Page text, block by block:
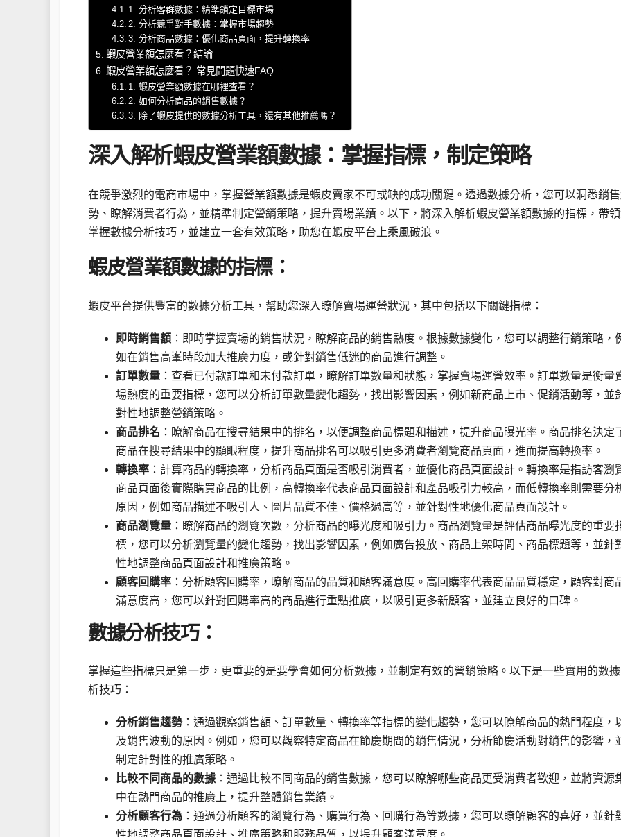
1. 分析客群數據：精準鎖定目標市場
2. 分析競爭對手數據：掌握市場趨勢
3. 分析商品數據：優化商品頁面，提升轉換率
蝦皮營業額怎麼看？結論
蝦皮營業額怎麼看？ 常見問題快速FAQ
1. 蝦皮營業額數據在哪裡查看？
2. 如何分析商品的銷售數據？
3. 除了蝦皮提供的數據分析工具，還有其他推薦嗎？
深入解析蝦皮營業額數據：掌握指標，制定策略
在競爭激烈的電商市場中，掌握營業額數據是蝦皮賣家不可或缺的成功關鍵。透過數據分析，您可以洞悉銷
勢、瞭解消費者行為，並精準制定營銷策略，提升賣場業績。以下，將深入解析蝦皮營業額數據的指標，帶
掌握數據分析技巧，並建立一套有效策略，助您在蝦皮平台上乘風破浪。
蝦皮營業額數據的指標：
蝦皮平台提供豐富的數據分析工具，幫助您深入瞭解賣場運營狀況，其中包括以下關鍵指標：
即時銷售額 ：即時掌握賣場的銷售狀況，瞭解商品的銷售熱度。根據數據變化，您可以調整行銷策略，
如在銷售高峯時段加大推廣力度，或針對銷售低迷的商品進行調整。
訂單數量 ：查看已付款訂單和未付款訂單，瞭解訂單數量和狀態，掌握賣場運營效率。訂單數量是衡量
場熱度的重要指標，您可以分析訂單數量變化趨勢，找出影響因素，例如新商品上市、促銷活動等，並
對性地調整營銷策略。
商品排名 ：瞭解商品在搜尋結果中的排名，以便調整商品標題和描述，提升商品曝光率。商品排名決定
商品在搜尋結果中的顯眼程度，提升商品排名可以吸引更多消費者瀏覽商品頁面，進而提高轉換率。
轉換率 ：計算商品的轉換率，分析商品頁面是否吸引消費者，並優化商品頁面設計。轉換率是指訪客瀏
商品頁面後實際購買商品的比例，高轉換率代表商品頁面設計和產品吸引力較高，而低轉換率則需要分
原因，例如商品描述不吸引人、圖片品質不佳、價格過高等，並針對性地優化商品頁面設計。
商品瀏覽量 ：瞭解商品的瀏覽次數，分析商品的曝光度和吸引力。商品瀏覽量是評估商品曝光度的重要
標，您可以分析瀏覽量的變化趨勢，找出影響因素，例如廣告投放、商品上架時間、商品標題等，並針
性地調整商品頁面設計和推廣策略。
顧客回購率 ：分析顧客回購率，瞭解商品的品質和顧客滿意度。高回購率代表商品品質穩定，顧客對商
滿意度高，您可以針對回購率高的商品進行重點推廣，以吸引更多新顧客，並建立良好的口碑。
數據分析技巧：
掌握這些指標只是第一步，更重要的是要學會如何分析數據，並制定有效的營銷策略。以下是一些實用的數
析技巧：
分析銷售趨勢：通過觀察銷售額、訂單數量、轉換率等指標的變化趨勢，您可以瞭解商品的熱門程度，
及銷售波動的原因。例如，您可以觀察特定商品在節慶期間的銷售情況，分析節慶活動對銷售的影響，
制定針對性的推廣策略。
比較不同商品的數據 ：通過比較不同商品的銷售數據，您可以瞭解哪些商品更受消費者歡迎，並將資源
中在熱門商品的推廣上，提升整體銷售業績。
分析顧客行為 ：通過分析顧客的瀏覽行為、購買行為、回購行為等數據，您可以瞭解顧客的喜好，並針
性地調整商品頁面設計、推廣策略和服務品質，以提升顧客滿意度。